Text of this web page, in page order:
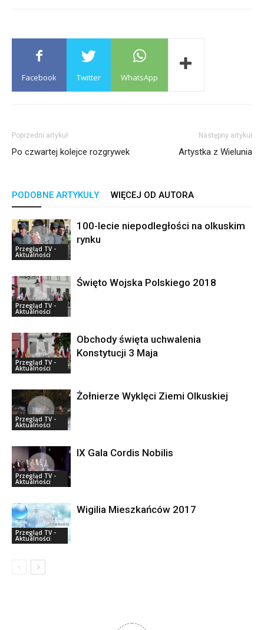
Facebook Twitter WhatsApp
Poprzedni artykuł
Po czwartej kolejce rozgrywek
Następny artykuł
Artystka z Wielunia
PODOBNE ARTYKUŁY WIĘCEJ OD AUTORA
Przegląd TV -
Aktualności
100-lecie niepodległości na olkuskim
rynku
Przegląd TV -
Aktualności
Święto Wojska Polskiego 2018
Przegląd TV -
Aktualności
Obchody święta uchwalenia
Konstytucji 3 Maja
Przegląd TV -
Aktualności
Żołnierze Wyklęci Ziemi Olkuskiej
Przegląd TV -
Aktualności
IX Gala Cordis Nobilis
Przegląd TV -
Aktualności
Wigilia Mieszkańców 2017